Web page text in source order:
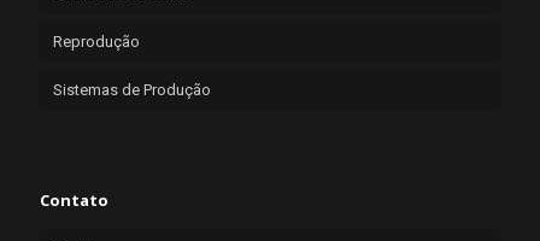
Reprodução
Sistemas de Produção
Contato